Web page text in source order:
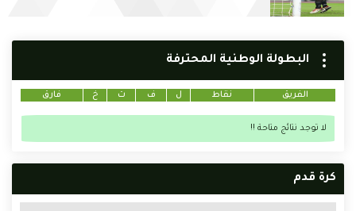
البطولة الوطنية المحترفة
الفريق نقاط ل ف ت خ فارق
لا توجد نتائج متاحة !!
كرة قدم